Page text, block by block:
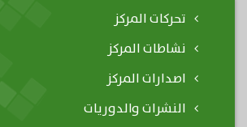
تحركات المركز
نشاطات المركز
اصدارات المركز
النشرات والدوريات